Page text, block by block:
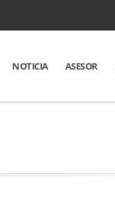
NOTICIA ASESOR